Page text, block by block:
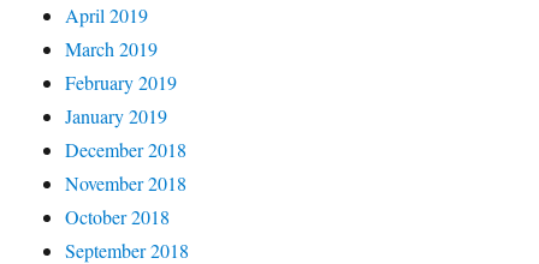
April 2019
March 2019
February 2019
January 2019
December 2018
November 2018
October 2018
September 2018